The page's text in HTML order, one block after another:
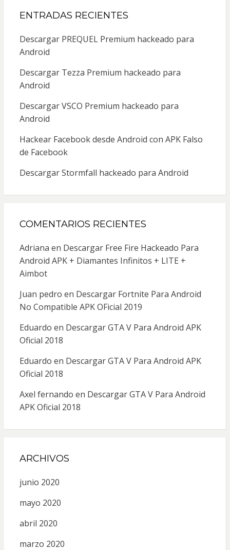
ENTRADAS RECIENTES
Descargar PREQUEL Premium hackeado para
Android
Descargar Tezza Premium hackeado para
Android
Descargar VSCO Premium hackeado para
Android
Hackear Facebook desde Android con APK Falso
de Facebook
Descargar Stormfall hackeado para Android
COMENTARIOS RECIENTES
Adriana en Descargar Free Fire Hackeado Para
Android APK + Diamantes Infinitos + LITE +
Aimbot
Juan pedro en Descargar Fortnite Para Android
No Compatible APK OFicial 2019
Eduardo en Descargar GTA V Para Android APK
Oficial 2018
Eduardo en Descargar GTA V Para Android APK
Oficial 2018
Axel fernando en Descargar GTA V Para Android
APK Oficial 2018
ARCHIVOS
junio 2020
mayo 2020
abril 2020
marzo 2020